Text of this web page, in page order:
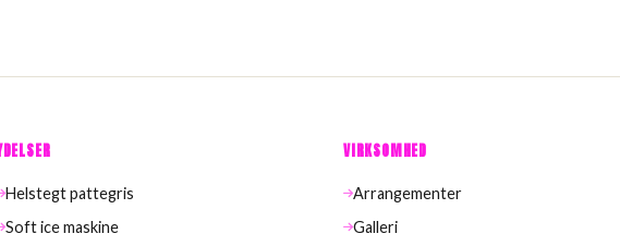
Helstegt pattegris
Soft ice maskine
VIRKSOMHED
Arrangementer
Galleri